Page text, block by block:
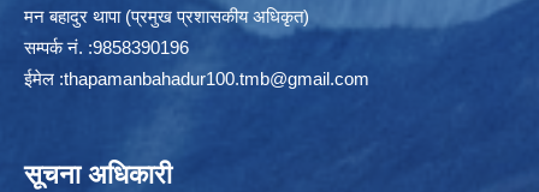
मन बहादुर थापा (प्रमुख प्रशासकीय अधिकृत)
सम्पर्क न‌ं. :9858390196
ईमेल :thapamanbahadur100.tmb@gmail.com
सूचना अधिकारी